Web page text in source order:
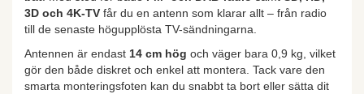
3D och 4K-TV får du en antenn som klarar allt – från radio
till de senaste högupplösta TV-sändningarna.
Antennen är endast 14 cm hög och väger bara 0,9 kg, vilket
gör den både diskret och enkel att montera. Tack vare den
smarta monteringsfoten kan du snabbt ta bort eller sätta dit